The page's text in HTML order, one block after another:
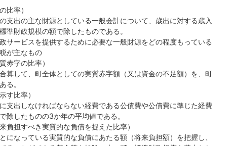
比率）
支出の主な財源としている一般会計について、歳出に対する歳入
準財政規模の額で除したものである。
サービスを提供するために必要な一般財源をどの程度もっている
が主なもの
赤字の比率）
算して、町全体としての実質赤字額（又は資金の不足額）を、町
る。
す比率）
支出しなければならない経費である公債費や公債費に準じた経費
除したものの3か年の平均値である。
負担すべき実質的な負債を捉えた比率）
になっている実質的な負債にあたる額（将来負担額）を把握し、